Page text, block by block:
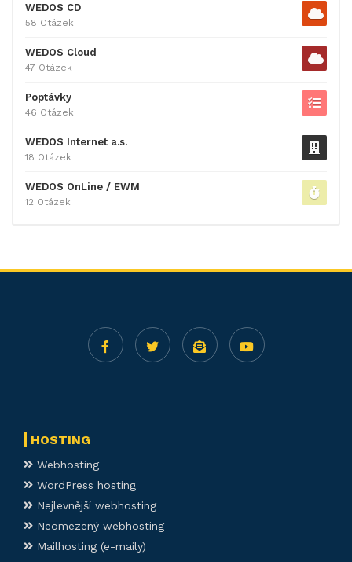
WEDOS CD
58 Otázek
WEDOS Cloud
47 Otázek
Poptávky
46 Otázek
WEDOS Internet a.s.
18 Otázek
WEDOS OnLine / EWM
12 Otázek
HOSTING
Webhosting
WordPress hosting
Nejlevnější webhosting
Neomezený webhosting
Mailhosting (e-maily)